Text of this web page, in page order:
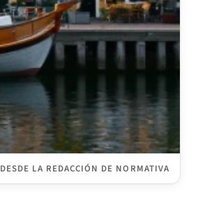
DESDE LA REDACCIÓN DE NORMATIVA